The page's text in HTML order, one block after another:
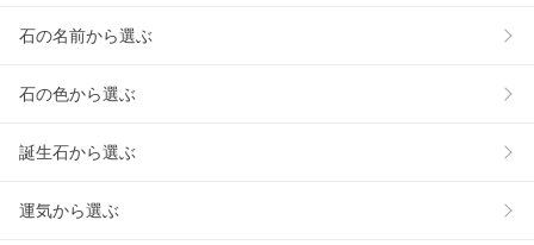
石の名前から選ぶ
石の色から選ぶ
誕生石から選ぶ
運気から選ぶ